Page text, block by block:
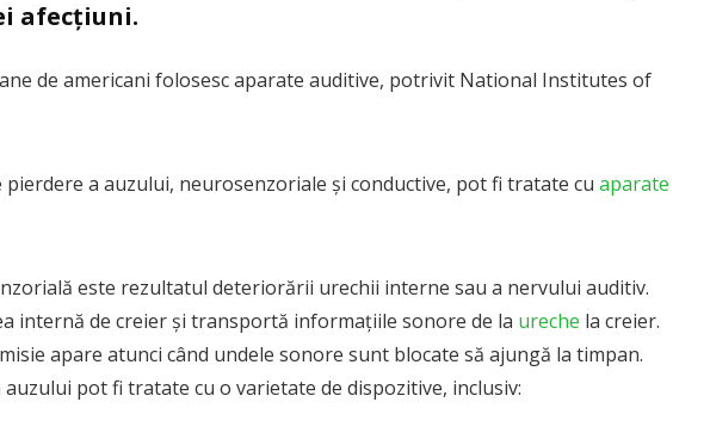
afecțiuni.
de americani folosesc aparate auditive, potrivit National Institutes of
a auzului, neurosenzoriale și conductive, pot fi tratate cu aparate
este rezultatul deteriorării urechii interne sau a nervului auditiv.
internă de creier și transportă informațiile sonore de la ureche la creier.
apare atunci când undele sonore sunt blocate să ajungă la timpan.
pot fi tratate cu o varietate de dispozitive, inclusiv: